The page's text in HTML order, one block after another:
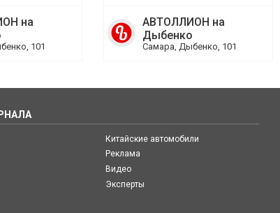
на
101
АВТОЛЛИОН на
Дыбенко
Самара, Дыбенко, 101
Китайские автомобили
Реклама
Видео
Эксперты